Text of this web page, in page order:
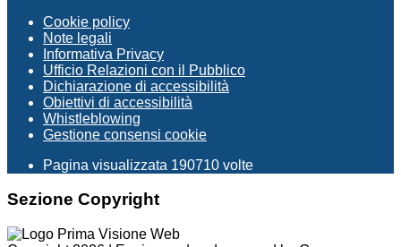
Cookie policy
Note legali
Informativa Privacy
Ufficio Relazioni con il Pubblico
Dichiarazione di accessibilità
Obiettivi di accessibilità
Whistleblowing
Gestione consensi cookie
Pagina visualizzata 190710 volte
Sezione Copyright